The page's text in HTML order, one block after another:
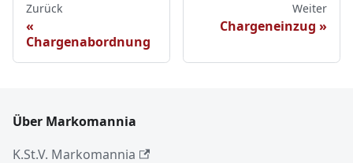
Zurück
Chargenabordnung
Weiter
Chargeneinzug
Über Markomannia
K.St.V. Markomannia